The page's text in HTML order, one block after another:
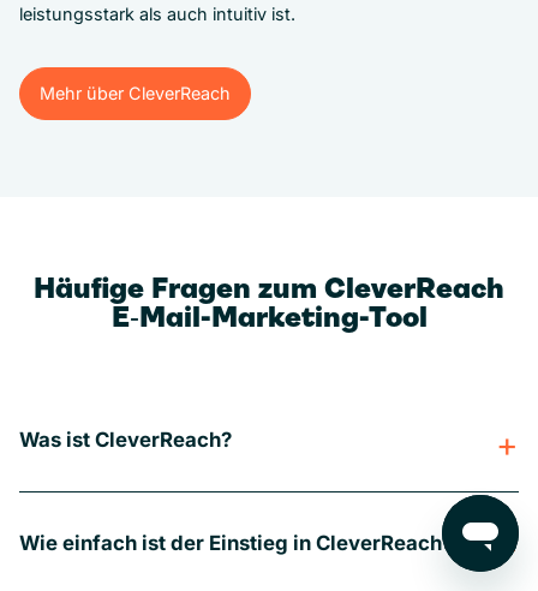
leistungsstark als auch intuitiv ist.
Mehr über CleverReach
Mehr über CleverReach
Häufige Fragen zum CleverReach
E‑Mail-Marketing-Tool
Was ist CleverReach?
Wie einfach ist der Einstieg in CleverReach?